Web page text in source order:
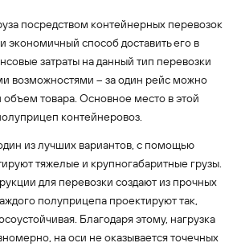
посредством контейнерных перевозок
экономичный способ доставить его в
затраты на данный тип перевозки
возможностями – за один рейс можно
товара. Основное место в этой
контейнеровоз.
из лучших вариантов, с помощью
тяжелые и крупногабаритные грузы.
для перевозки создают из прочных
полуприцепа проектируют так,
Благодаря этому, нагрузка
на оси не оказывается точечных